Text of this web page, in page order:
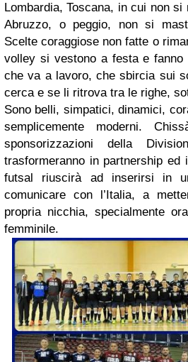
Lombardia, Toscana, in cui non
Abruzzo, o peggio, non si
Scelte coraggiose non fatte o
volley si vestono a festa e fanno
che va a lavoro, che sbircia sui
cerca e se li ritrova tra le righe,
Sono belli, simpatici, dinamici,
semplicemente moderni.
sponsorizzazioni della
trasformeranno in partnership ed
futsal riuscirà ad inserirsi in
comunicare con l’Italia, a
propria nicchia, specialmente
femminile.